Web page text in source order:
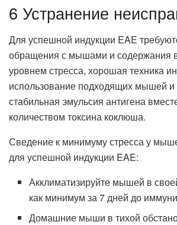
6 Устранение
Для успешной индукции EAE
обращения с мышами и содержания
уровнем стресса, хорошая техника
использование подходящих мышей и
стабильная эмульсия антигена
количеством токсина коклюша.
Сведение к минимуму стресса у
для успешной индукции EAE:
Акклиматизируйте мышей в
как минимум за 7 дней до
Домашние мыши в тихой